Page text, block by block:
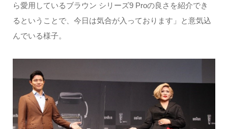
ら愛用しているブラウン シリーズ9 Proの良さを紹介でき
るということで、今日は気合が入っております」と意気込
んでいる様子。